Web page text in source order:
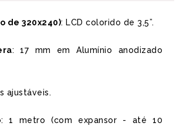
de 320x240): LCD colorido de 3,5”.
: 17 mm em Alumínio anodizado
ajustáveis.
: 1 metro (com expansor - até 10